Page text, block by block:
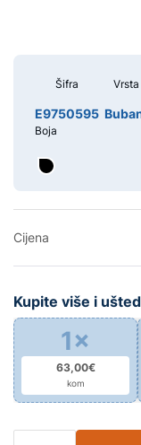
Šifra
E9750595
Vrsta
Boja
Cijena
Kupite više i
1×
63,00€
kom